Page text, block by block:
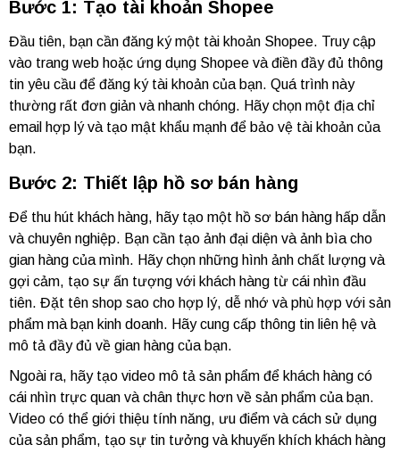
Bước 1: Tạo tài khoản Shopee
Đầu tiên, bạn cần đăng ký một tài khoản Shopee. Truy cập
vào trang web hoặc ứng dụng Shopee và điền đầy đủ thông
tin yêu cầu để đăng ký tài khoản của bạn. Quá trình này
thường rất đơn giản và nhanh chóng. Hãy chọn một địa chỉ
email hợp lý và tạo mật khẩu mạnh để bảo vệ tài khoản của
bạn.
Bước 2: Thiết lập hồ sơ bán hàng
Để thu hút khách hàng, hãy tạo một hồ sơ bán hàng hấp dẫn
và chuyên nghiệp. Bạn cần tạo ảnh đại diện và ảnh bìa cho
gian hàng của mình. Hãy chọn những hình ảnh chất lượng và
gợi cảm, tạo sự ấn tượng với khách hàng từ cái nhìn đầu
tiên. Đặt tên shop sao cho hợp lý, dễ nhớ và phù hợp với sản
phẩm mà bạn kinh doanh. Hãy cung cấp thông tin liên hệ và
mô tả đầy đủ về gian hàng của bạn.
Ngoài ra, hãy tạo video mô tả sản phẩm để khách hàng có
cái nhìn trực quan và chân thực hơn về sản phẩm của bạn.
Video có thể giới thiệu tính năng, ưu điểm và cách sử dụng
của sản phẩm, tạo sự tin tưởng và khuyến khích khách hàng